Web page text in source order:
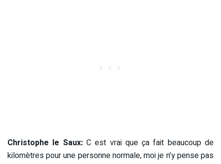
Christophe le Saux:C est vrai que ça fait beaucoup de
kilomètres pour une personne normale, moi je n’y pense pas